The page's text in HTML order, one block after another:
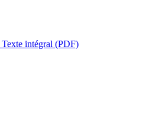
Texte intégral (PDF)